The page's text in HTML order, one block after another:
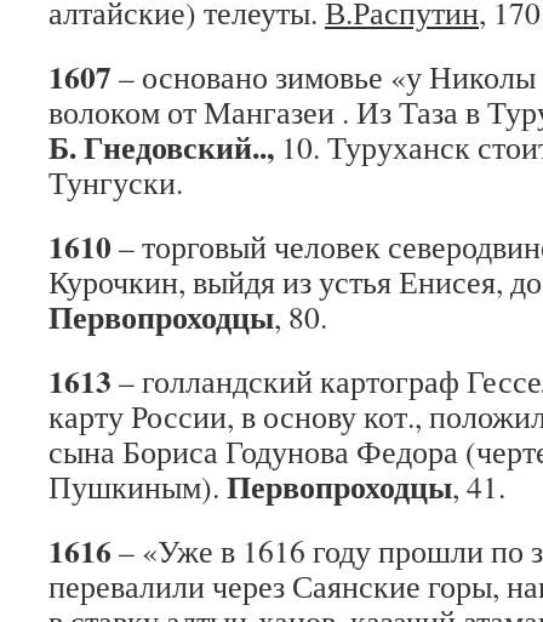
алтайские) телеуты. В.Распутин, 170
1607 – основано зимовье «у
волоком от Мангазеи . Из Таза в
Б. Гнедовский.., 10. Туруханск
Тунгуски.
1610 – торговый человек
Курочкин, выйдя из устья Енисея,
Первопроходцы, 80.
1613 – голландский картограф
карту России, в основу кот.,
сына Бориса Годунова Федора
Пушкиным). Первопроходцы, 41.
1616 – «Уже в 1616 году прошли по
перевалили через Саянские горы,